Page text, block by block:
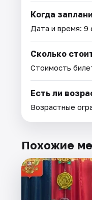
Когда
Дата и время: 9
Сколько
Стоимость
Есть ли
Возрастные
Похожие